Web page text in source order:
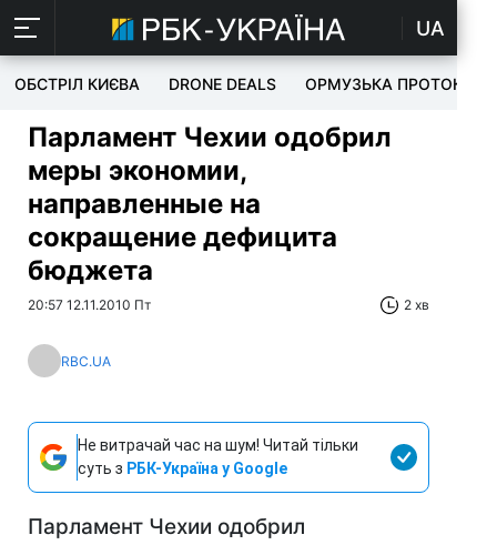
UA
ОБСТРІЛ КИЄВА DRONE DEALS ОРМУЗЬКА ПРОТОКА
Парламент Чехии одобрил
меры экономии,
направленные на
сокращение дефицита
бюджета
20:57 12.11.2010 Пт 2 хв
RBC.UA
Не витрачай час на шум! Читай тільки
суть з РБК-Україна у Google
Парламент Чехии одобрил